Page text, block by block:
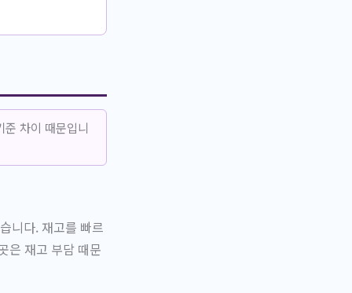
차이 때문입니
니다. 재고를 빠르
은 재고 부담 때문